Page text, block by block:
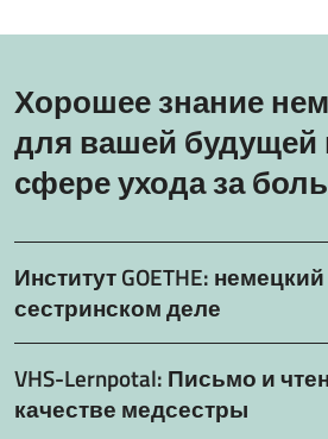
Хорошее знание
для вашей будущей
сфере ухода за
Институт GOETHE:
сестринском деле
VHS-Lernpotal: Письмо и
качестве медсестры